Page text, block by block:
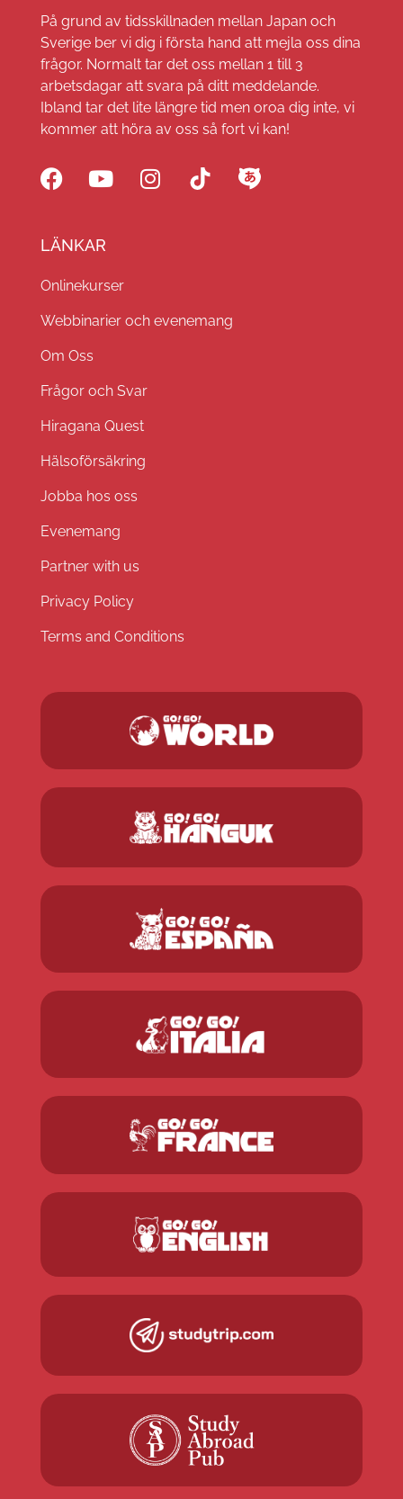
På grund av tidsskillnaden mellan Japan och
Sverige ber vi dig i första hand att mejla oss dina
frågor. Normalt tar det oss mellan 1 till 3
arbetsdagar att svara på ditt meddelande.
Ibland tar det lite längre tid men oroa dig inte, vi
kommer att höra av oss så fort vi kan!
LÄNKAR
Onlinekurser
Webbinarier och evenemang
Om Oss
Frågor och Svar
Hiragana Quest
Hälsoförsäkring
Jobba hos oss
Evenemang
Partner with us
Privacy Policy
Terms and Conditions